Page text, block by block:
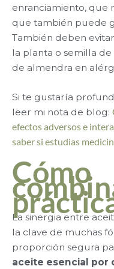
enranciamiento, que
que también puede
También deben
la planta o semilla
de almendra en
Si te gustaría
leer mi nota de blog:
efectos adversos e
saber si estudias
Cómo
La sinergia entre
la clave de muchas
proporción segura
aceite esencial por